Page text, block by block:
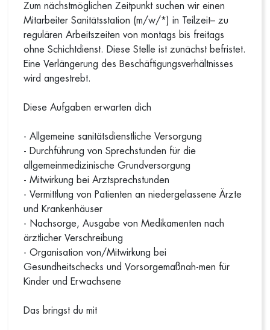
Zum nächstmöglichen Zeitpunkt suchen wir einen
Mitarbeiter Sanitätsstation (m/w/*) in Teilzeit– zu
regulären Arbeitszeiten von montags bis freitags
ohne Schichtdienst. Diese Stelle ist zunächst befristet.
Eine Verlängerung des Beschäftigungsverhältnisses
wird angestrebt.
Diese Aufgaben erwarten dich
- Allgemeine sanitätsdienstliche Versorgung
- Durchführung von Sprechstunden für die
allgemeinmedizinische Grundversorgung
- Mitwirkung bei Arztsprechstunden
- Vermittlung von Patienten an niedergelassene Ärzte
und Krankenhäuser
- Nachsorge, Ausgabe von Medikamenten nach
ärztlicher Verschreibung
- Organisation von/Mitwirkung bei
Gesundheitschecks und Vorsorgemaßnah-men für
Kinder und Erwachsene
Das bringst du mit